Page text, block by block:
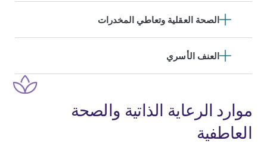
الصحة العقلية وتعاطي المخدرات
العنف الأسري
موارد الرعاية الذاتية والصحة
العاطفية